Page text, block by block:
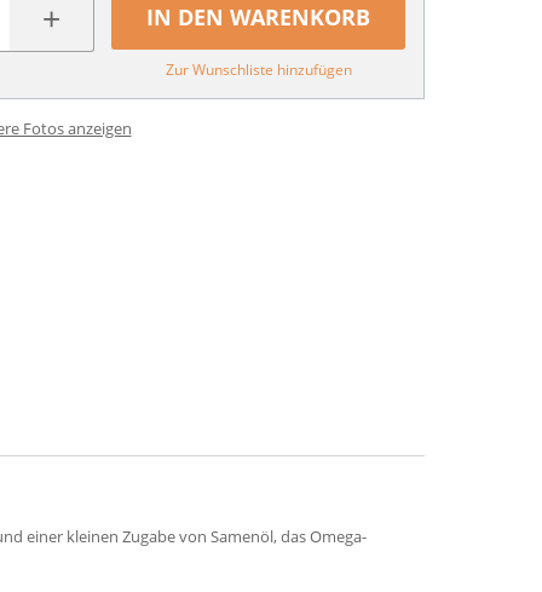
+ IN DEN WARENKORB
Zur Wunschliste hinzufügen
Fotos anzeigen
einer kleinen Zugabe von Samenöl, das Omega-